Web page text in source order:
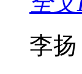
李扬